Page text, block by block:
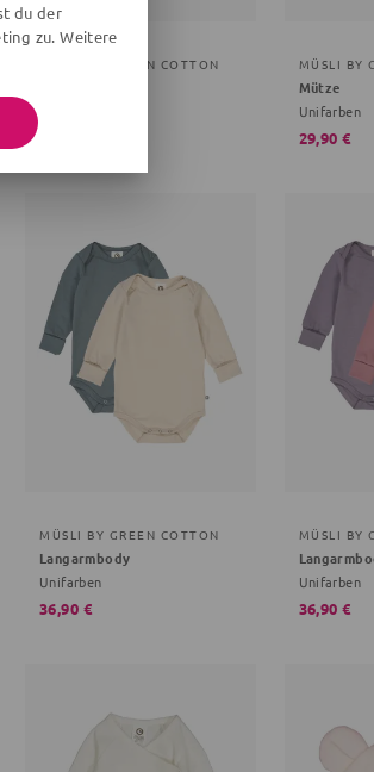
MÜSLI BY GREEN COTTON MÜSLI BY
Mütze
Unifarben
29,90 €
MÜSLI BY GREEN COTTON
Langarmbody
Unifarben
36,90 €
MÜSLI BY
Unifarben
36,90 €
du der
zu. Weitere